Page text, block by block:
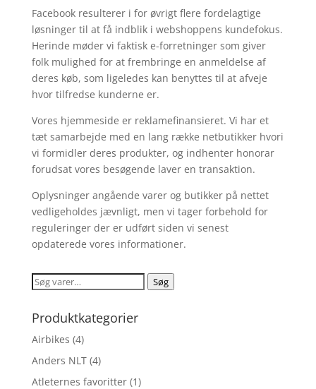
Facebook resulterer i for øvrigt flere fordelagtige
løsninger til at få indblik i webshoppens kundefokus.
Herinde møder vi faktisk e-forretninger som giver
folk mulighed for at frembringe en anmeldelse af
deres køb, som ligeledes kan benyttes til at afveje
hvor tilfredse kunderne er.
Vores hjemmeside er reklamefinansieret. Vi har et
tæt samarbejde med en lang række netbutikker hvori
vi formidler deres produkter, og indhenter honorar
forudsat vores besøgende laver en transaktion.
Oplysninger angående varer og butikker på nettet
vedligeholdes jævnligt, men vi tager forbehold for
reguleringer der er udført siden vi senest
opdaterede vores informationer.
Søg
Søg
Produktkategorier
Airbikes (4)
Anders NLT (4)
Atleternes favoritter (1)